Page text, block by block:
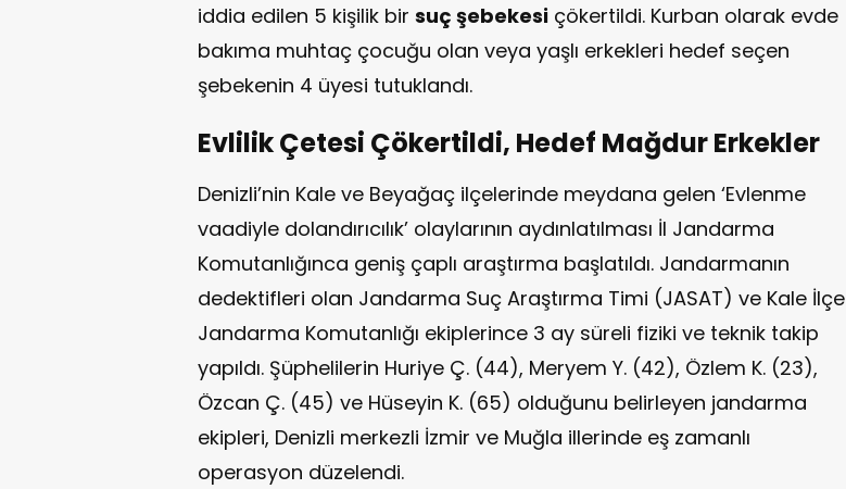
iddia edilen 5 kişilik bir suç şebekesi çökertildi. Kurban olarak evde
bakıma muhtaç çocuğu olan veya yaşlı erkekleri hedef seçen
şebekenin 4 üyesi tutuklandı.
Evlilik Çetesi Çökertildi, Hedef Mağdur Erkekler
Denizli’nin Kale ve Beyağaç ilçelerinde meydana gelen ‘Evlenme
vaadiyle dolandırıcılık’ olaylarının aydınlatılması İl Jandarma
Komutanlığınca geniş çaplı araştırma başlatıldı. Jandarmanın
dedektifleri olan Jandarma Suç Araştırma Timi (JASAT) ve Kale İlçe
Jandarma Komutanlığı ekiplerince 3 ay süreli fiziki ve teknik takip
yapıldı. Şüphelilerin Huriye Ç. (44), Meryem Y. (42), Özlem K. (23),
Özcan Ç. (45) ve Hüseyin K. (65) olduğunu belirleyen jandarma
ekipleri, Denizli merkezli İzmir ve Muğla illerinde eş zamanlı
operasyon düzelendi.